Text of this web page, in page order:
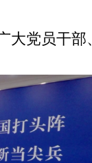
大党员干部